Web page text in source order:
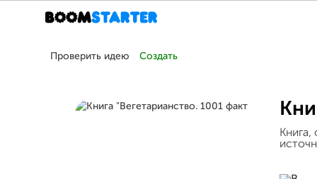
Проверить идею Создать